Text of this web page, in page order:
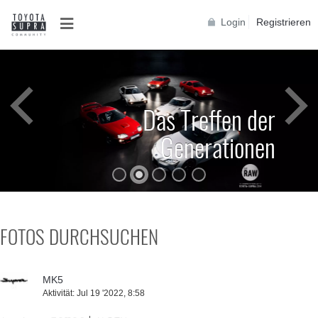
Login Registrieren
Toyota Supra A90
FOTOS DURCHSUCHEN
MK5
Aktivität: Jul 19 '2022, 8:58